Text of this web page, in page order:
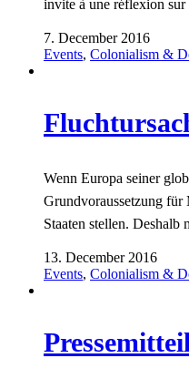
invite à une réflexion sur
7. December 2016
Events, Colonialism &
Wenn Europa seiner
Grundvoraussetzung für
Staaten stellen.
13. December 2016
Events, Colonialism &